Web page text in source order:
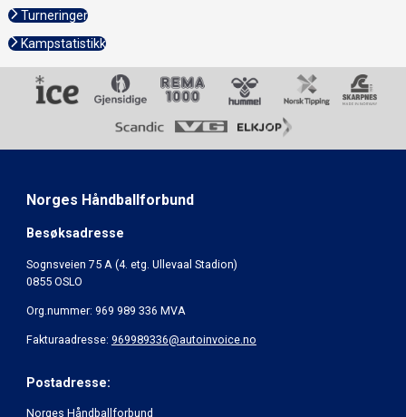
Turneringer
Kampstatistikk
Norges Håndballforbund
Besøksadresse
Sognsveien 75 A (4. etg. Ullevaal Stadion)
0855 OSLO
Org.nummer: 969 989 336 MVA
Fakturaadresse: 969989336@autoinvoice.no
Postadresse:
Norges Håndballforbund